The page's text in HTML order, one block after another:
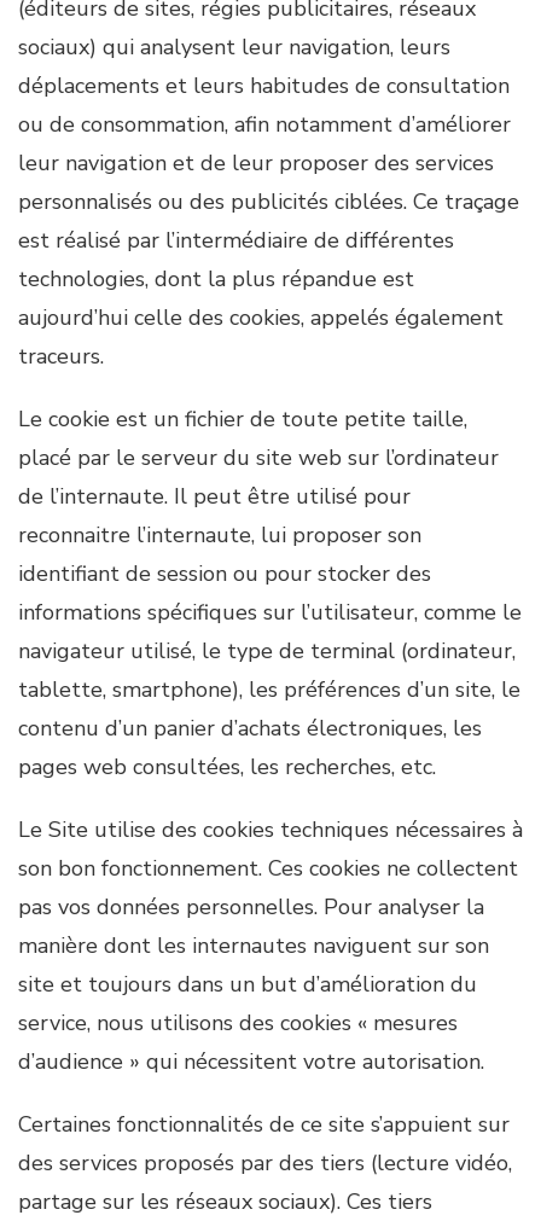
(éditeurs de sites, régies publicitaires, réseaux
sociaux) qui analysent leur navigation, leurs
déplacements et leurs habitudes de consultation
ou de consommation, afin notamment d’améliorer
leur navigation et de leur proposer des services
personnalisés ou des publicités ciblées. Ce traçage
est réalisé par l’intermédiaire de différentes
technologies, dont la plus répandue est
aujourd’hui celle des cookies, appelés également
traceurs.
Le cookie est un fichier de toute petite taille,
placé par le serveur du site web sur l’ordinateur
de l’internaute. Il peut être utilisé pour
reconnaitre l’internaute, lui proposer son
identifiant de session ou pour stocker des
informations spécifiques sur l’utilisateur, comme le
navigateur utilisé, le type de terminal (ordinateur,
tablette, smartphone), les préférences d’un site, le
contenu d’un panier d’achats électroniques, les
pages web consultées, les recherches, etc.
Le Site utilise des cookies techniques nécessaires à
son bon fonctionnement. Ces cookies ne collectent
pas vos données personnelles. Pour analyser la
manière dont les internautes naviguent sur son
site et toujours dans un but d’amélioration du
service, nous utilisons des cookies « mesures
d’audience » qui nécessitent votre autorisation.
Certaines fonctionnalités de ce site s’appuient sur
des services proposés par des tiers (lecture vidéo,
partage sur les réseaux sociaux). Ces tiers